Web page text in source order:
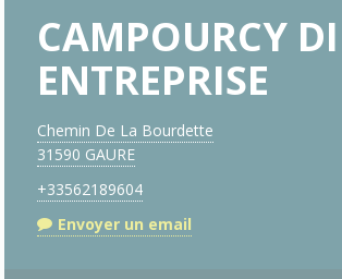
CAMPOURCY
ENTREPRISE
Chemin De La Bourdette
31590 GAURE
+33562189604
Envoyer un email